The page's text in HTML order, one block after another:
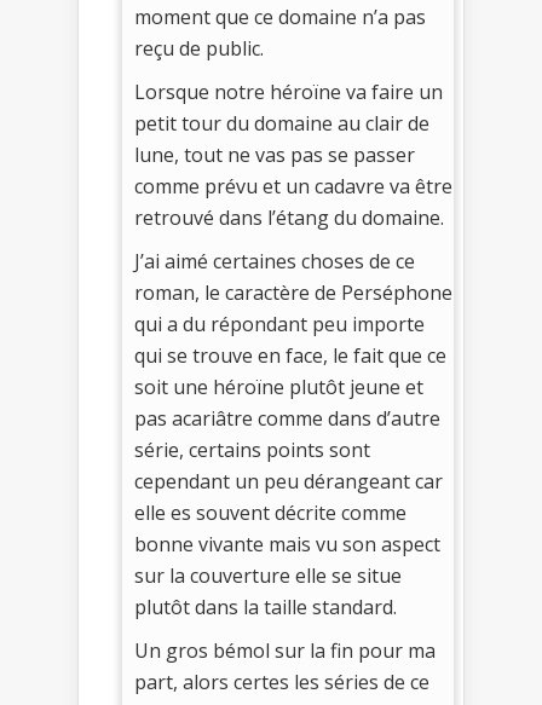
moment que ce domaine n’a pas
reçu de public.
Lorsque notre héroïne va faire un
petit tour du domaine au clair de
lune, tout ne vas pas se passer
comme prévu et un cadavre va être
retrouvé dans l’étang du domaine.
J’ai aimé certaines choses de ce
roman, le caractère de Perséphone
qui a du répondant peu importe
qui se trouve en face, le fait que ce
soit une héroïne plutôt jeune et
pas acariâtre comme dans d’autre
série, certains points sont
cependant un peu dérangeant car
elle es souvent décrite comme
bonne vivante mais vu son aspect
sur la couverture elle se situe
plutôt dans la taille standard.
Un gros bémol sur la fin pour ma
part, alors certes les séries de ce